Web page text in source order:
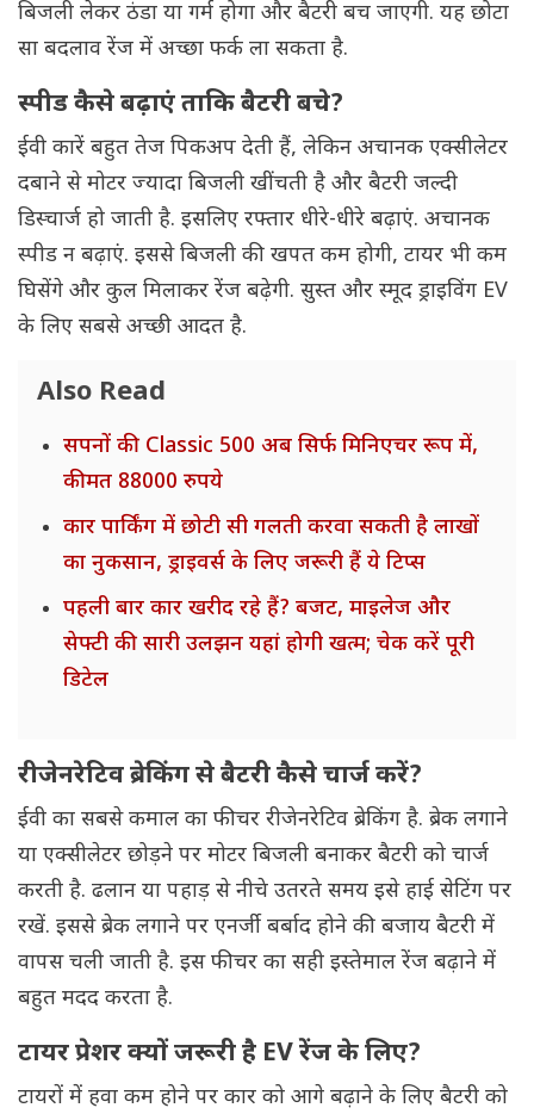
बिजली लेकर ठंडा या गर्म होगा और बैटरी बच जाएगी. यह छोटा
सा बदलाव रेंज में अच्छा फर्क ला सकता है.
स्पीड कैसे बढ़ाएं ताकि बैटरी बचे?
ईवी कारें बहुत तेज पिकअप देती हैं, लेकिन अचानक एक्सीलेटर
दबाने से मोटर ज्यादा बिजली खींचती है और बैटरी जल्दी
डिस्चार्ज हो जाती है. इसलिए रफ्तार धीरे-धीरे बढ़ाएं. अचानक
स्पीड न बढ़ाएं. इससे बिजली की खपत कम होगी, टायर भी कम
घिसेंगे और कुल मिलाकर रेंज बढ़ेगी. सुस्त और स्मूद ड्राइविंग EV
के लिए सबसे अच्छी आदत है.
Also Read
सपनों की Classic 500 अब सिर्फ मिनिएचर रूप में,
कीमत 88000 रुपये
कार पार्किंग में छोटी सी गलती करवा सकती है लाखों
का नुकसान, ड्राइवर्स के लिए जरूरी हैं ये टिप्स
पहली बार कार खरीद रहे हैं? बजट, माइलेज और
सेफ्टी की सारी उलझन यहां होगी खत्म; चेक करें पूरी
डिटेल
रीजेनरेटिव ब्रेकिंग से बैटरी कैसे चार्ज करें?
ईवी का सबसे कमाल का फीचर रीजेनरेटिव ब्रेकिंग है. ब्रेक लगाने
या एक्सीलेटर छोड़ने पर मोटर बिजली बनाकर बैटरी को चार्ज
करती है. ढलान या पहाड़ से नीचे उतरते समय इसे हाई सेटिंग पर
रखें. इससे ब्रेक लगाने पर एनर्जी बर्बाद होने की बजाय बैटरी में
वापस चली जाती है. इस फीचर का सही इस्तेमाल रेंज बढ़ाने में
बहुत मदद करता है.
टायर प्रेशर क्यों जरूरी है EV रेंज के लिए?
टायरों में हवा कम होने पर कार को आगे बढ़ाने के लिए बैटरी को